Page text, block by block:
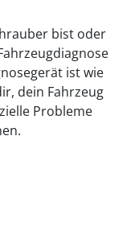
bist oder
ist wie
dein Fahrzeug
Probleme